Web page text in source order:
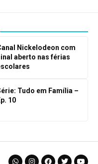
Nickelodeon com
aberto nas férias
Tudo em Família –
10